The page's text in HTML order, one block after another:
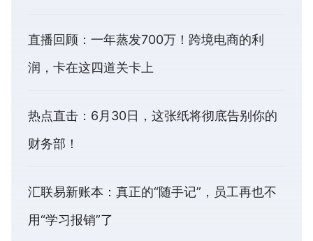
直播回顾：一年蒸发700万！跨境电商的利
润，卡在这四道关卡上
热点直击：6月30日，这张纸将彻底告别你的
财务部！
汇联易新账本：真正的“随手记”，员工再也不
用“学习报销”了